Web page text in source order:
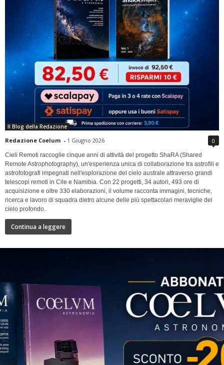
Il Blog della Redazione
Redazione Coelum - 1 Giugno 2026 0
Cieli Remoti raccoglie cinque anni di attività del progetto ShaRA (Shared
Remote Astrophotography), un'esperienza unica di collaborazione tra astrofili e
astrofotografi impegnati nell'esplorazione del cielo australe attraverso grandi
telescopi remoti in Cile e Namibia. Con 22 progetti, 34 autori, 493 ore di
acquisizione e oltre 330 elaborazioni, il volume racconta immagini, tecniche,
ricerca e lavoro di squadra dietro alcune delle più spettacolari meraviglie del
cielo profondo.
Continua a leggere